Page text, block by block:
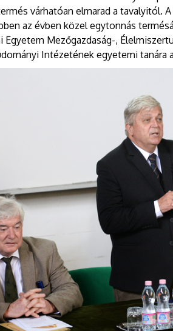
várhatóan elmarad a tavalyitól.
az évben közel egytonnás
Egyetem Mezőgazdaság-,
Intézetének egyetemi tanára